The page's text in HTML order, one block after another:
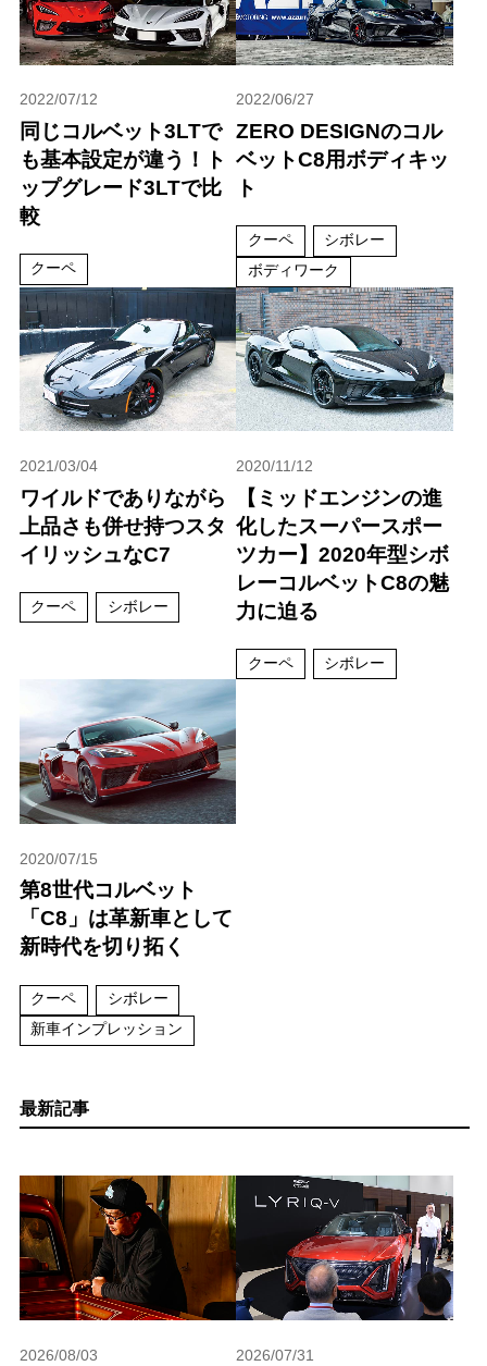
2022/07/12
同じコルベット3LTで
も基本設定が違う！ト
ップグレード3LTで比
較
クーペ
2022/06/27
ZERO DESIGNのコル
ベットC8用ボディキッ
ト
クーペ
シボレー
ボディワーク
2021/03/04
ワイルドでありながら
上品さも併せ持つスタ
イリッシュなC7
クーペ シボレー
2020/11/12
【ミッドエンジンの進
化したスーパースポー
ツカー】2020年型シボ
レーコルベットC8の魅
力に迫る
クーペ シボレー
2020/07/15
第8世代コルベット
「C8」は革新車として
新時代を切り拓く
クーペ
シボレー
新車インプレッション
最新記事
2026/08/03 2026/07/31